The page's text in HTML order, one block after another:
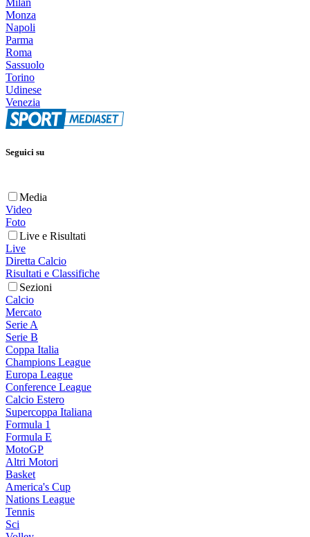
Monza
Napoli
Parma
Roma
Sassuolo
Torino
Udinese
Venezia
Seguici su
Media
Video
Foto
Live e Risultati
Live
Diretta Calcio
Risultati e Classifiche
Sezioni
Calcio
Mercato
Serie A
Serie B
Coppa Italia
Champions League
Europa League
Conference League
Calcio Estero
Supercoppa Italiana
Formula 1
Formula E
MotoGP
Altri Motori
Basket
America's Cup
Nations League
Tennis
Sci